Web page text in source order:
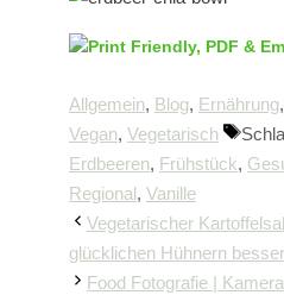
Allgemein, Blog, Ernährung,
Vegan, Vegetarisch
Erdbeeren, Frühstück,
Regional, Vanille
Vegetarischer
glücklichen Hühnern
Food Fotografie |